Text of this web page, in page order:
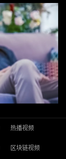
热播视频
区块链视频